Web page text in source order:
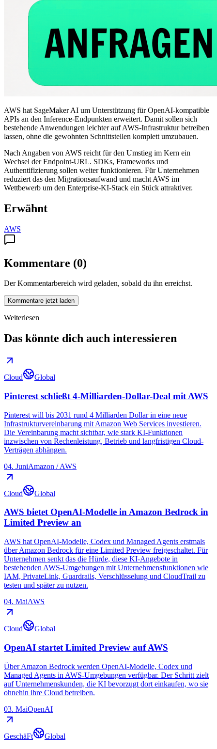
AWS hat SageMaker AI um Unterstützung für OpenAI-kompatible
APIs an den Inference-Endpunkten erweitert. Damit sollen sich
bestehende Anwendungen leichter auf AWS-Infrastruktur betreiben
lassen, ohne die gewohnten Schnittstellen komplett umzubauen.
Nach Angaben von AWS reicht für den Umstieg im Kern ein
Wechsel der Endpoint-URL. SDKs, Frameworks und
Authentifizierung sollen weiter funktionieren. Für Unternehmen
reduziert das den Migrationsaufwand und macht AWS im
Wettbewerb um den Enterprise-KI-Stack ein Stück attraktiver.
Erwähnt
AWS
Kommentare (0)
Der Kommentarbereich wird geladen, sobald du ihn erreichst.
Kommentare jetzt laden
Weiterlesen
Das könnte dich auch interessieren
Cloud Global
Pinterest schließt 4-Milliarden-Dollar-Deal mit AWS
Pinterest will bis 2031 rund 4 Milliarden Dollar in eine neue
Infrastrukturvereinbarung mit Amazon Web Services investieren.
Die Vereinbarung macht sichtbar, wie stark KI-Funktionen
inzwischen von Rechenleistung, Betrieb und langfristigen Cloud-
Verträgen abhängen.
04. JuniAmazon / AWS
Cloud Global
AWS bietet OpenAI-Modelle in Amazon Bedrock in
Limited Preview an
AWS hat OpenAI-Modelle, Codex und Managed Agents erstmals
über Amazon Bedrock für eine Limited Preview freigeschaltet. Für
Unternehmen senkt das die Hürde, diese KI-Angebote in
bestehenden AWS-Umgebungen mit Unternehmensfunktionen wie
IAM, PrivateLink, Guardrails, Verschlüsselung und CloudTrail zu
testen und später zu nutzen.
04. MaiAWS
Cloud Global
OpenAI startet Limited Preview auf AWS
Über Amazon Bedrock werden OpenAI-Modelle, Codex und
Managed Agents in AWS-Umgebungen verfügbar. Der Schritt zielt
auf Unternehmenskunden, die KI bevorzugt dort einkaufen, wo sie
ohnehin ihre Cloud betreiben.
03. MaiOpenAI
GeschäFt Global